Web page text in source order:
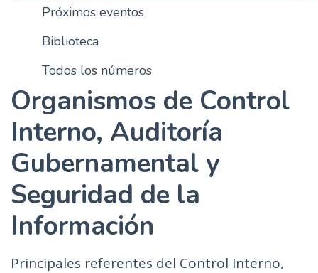
Próximos eventos
Biblioteca
Todos los números
Organismos de Control
Interno, Auditoría
Gubernamental y
Seguridad de la
Información
Principales referentes del Control Interno,